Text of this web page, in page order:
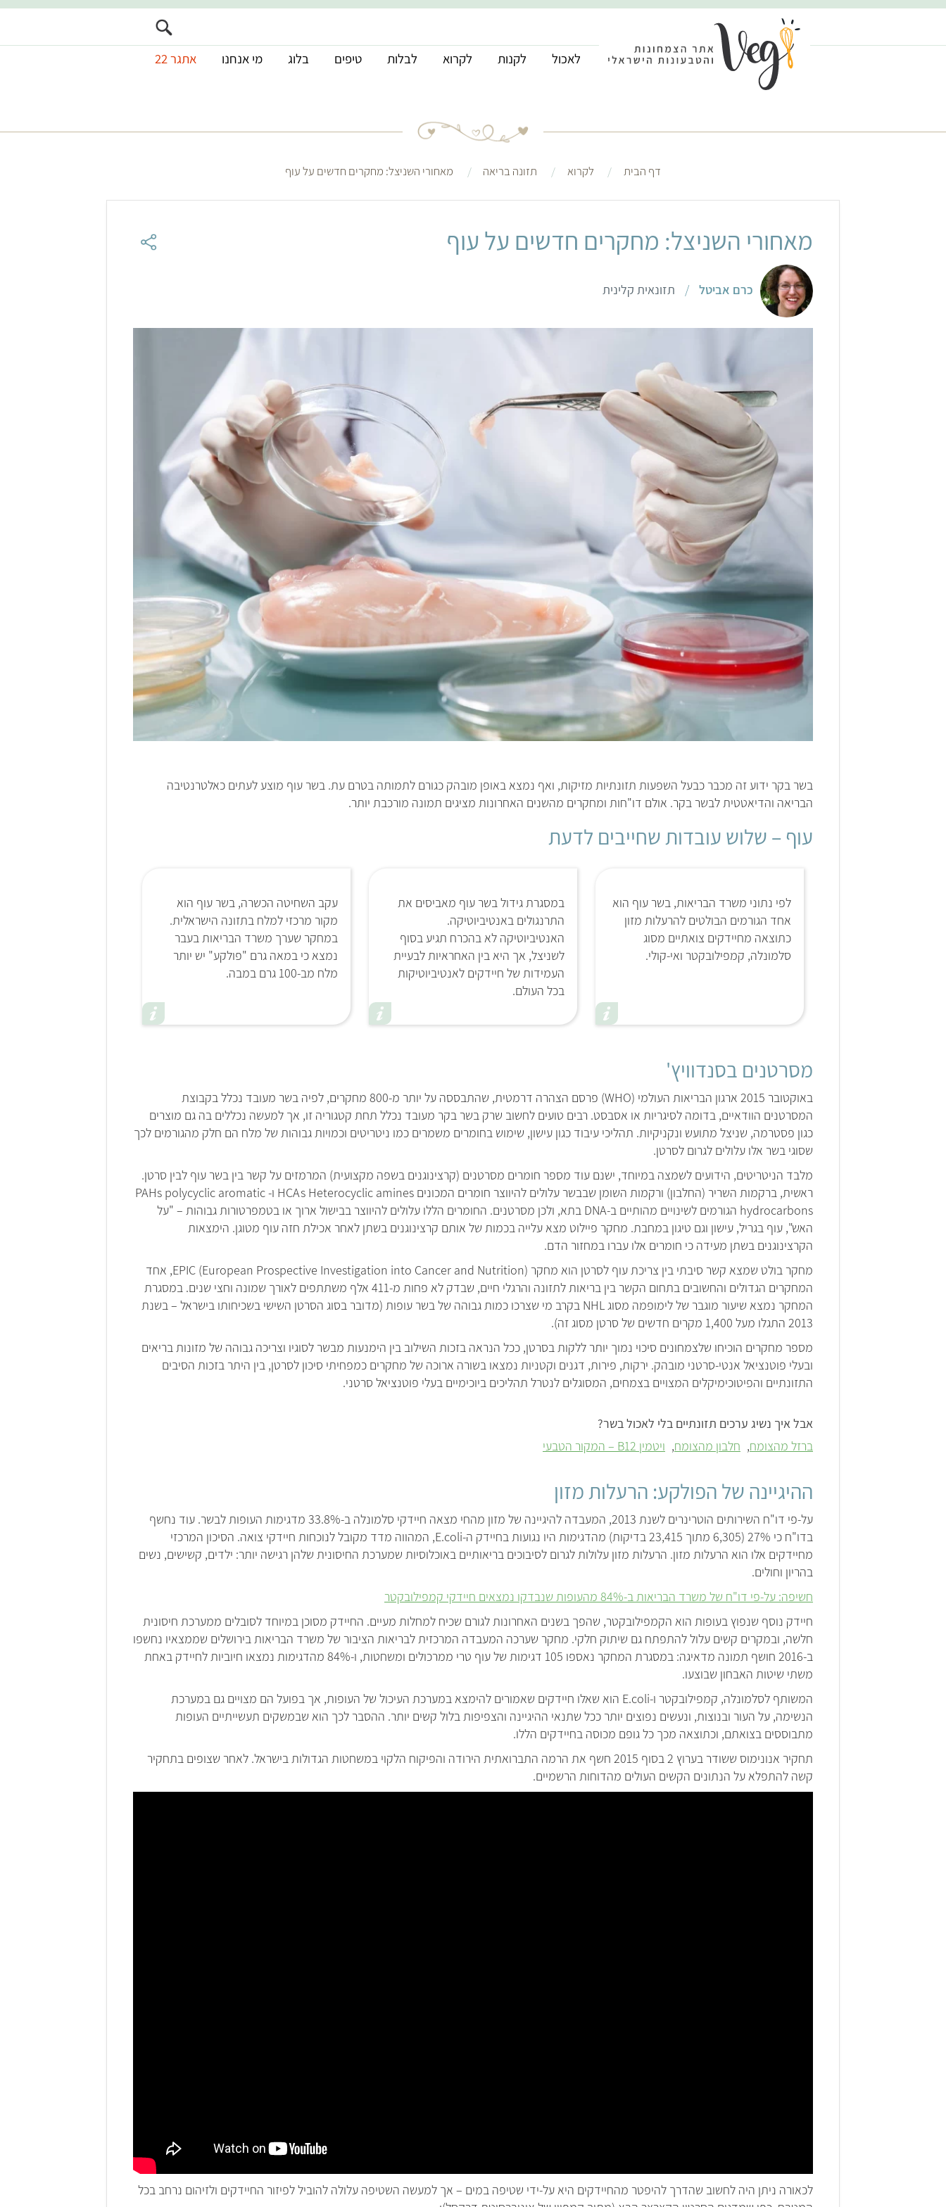
לאכול לקנות לקרוא לבלות טיפים בלוג מי אנחנו אתגר 22
דף הבית לקרוא תזונה בריאה מאחורי השניצל: מחקרים חדשים על עוף
מאחורי השניצל: מחקרים חדשים על עוף
כרם אביטל / תזונאית קלינית
בשר בקר ידוע זה מכבר כבעל השפעות תזונתיות מזיקות, ואף נמצא באופן מובהק כגורם לתמותה בטרם עת. בשר עוף מוצע לעתים כאלטרנטיבה
הבריאה והדיאטטית לבשר בקר. אולם דו"חות ומחקרים מהשנים האחרונות מציגים תמונה מורכבת יותר.
עוף – שלוש עובדות שחייבים לדעת
לפי נתוני משרד הבריאות, בשר עוף הוא
אחד הגורמים הבולטים להרעלות מזון
כתוצאה מחיידקים צואתיים מסוג
סלמונלה, קמפילובקטר ואי-קולי.
במסגרת גידול בשר עוף מאביסים את
התרנגולים באנטיביוטיקה.
האנטיביוטיקה לא בהכרח תגיע בסוף
לשניצל, אך היא בין האחראיות לבעיית
העמידות של חיידקים לאנטיביוטיקות
בכל העולם.
עקב השחיטה הכשרה, בשר עוף הוא
מקור מרכזי למלח בתזונה הישראלית.
במחקר שערך משרד הבריאות בעבר
נמצא כי במאה גרם "פולקע" יש יותר
מלח מב-100 גרם במבה.
מסרטנים בסנדוויץ'
באוקטובר 2015 ארגון הבריאות העולמי (WHO) פרסם הצהרה דרמטית, שהתבססה על יותר מ-800 מחקרים, לפיה בשר מעובד נכלל בקבוצת
המסרטנים הוודאיים, בדומה לסיגריות או אסבסט. רבים טועים לחשוב שרק בשר בקר מעובד נכלל תחת קטגוריה זו, אך למעשה נכללים בה גם מוצרים
כגון פסטרמה, שניצל מתועש ונקניקיות. תהליכי עיבוד כגון עישון, שימוש בחומרים משמרים כמו ניטריטים וכמויות גבוהות של מלח הם חלק מהגורמים לכך
שסוגי בשר אלו עלולים לגרום לסרטן.
מלבד הניטריטים, הידועים לשמצה במיוחד, ישנם עוד מספר חומרים מסרטנים (קרצינוגנים בשפה מקצועית) המרמזים על קשר בין בשר עוף לבין סרטן.
ראשית, ברקמות השריר (החלבון) ורקמות השומן שבבשר עלולים להיווצר חומרים המכונים HCAs Heterocyclic amines ו- PAHs polycyclic aromatic
hydrocarbons הגורמים לשינויים מהותיים ב-DNA בתא, ולכן מסרטנים. החומרים הללו עלולים להיווצר בבישול ארוך או בטמפרטורות גבוהות – "על
האש", עוף בגריל, עישון וגם טיגון במחבת. מחקר פיילוט מצא עלייה בכמות של אותם קרצינוגנים בשתן לאחר אכילת חזה עוף מטוגן. הימצאות
הקרצינוגנים בשתן מעידה כי חומרים אלו עברו במחזור הדם.
מחקר בולט שמצא קשר סיבתי בין צריכת עוף לסרטן הוא מחקר EPIC (European Prospective Investigation into Cancer and Nutrition), אחד
המחקרים הגדולים והחשובים בתחום הקשר בין בריאות לתזונה והרגלי חיים, שבדק לא פחות מ-411 אלף משתתפים לאורך שמונה וחצי שנים. במסגרת
המחקר נמצא שיעור מוגבר של לימופמה מסוג NHL בקרב מי שצרכו כמות גבוהה של בשר עופות (מדובר בסוג הסרטן השישי בשכיחותו בישראל – בשנת
2013 התגלו מעל 1,400 מקרים חדשים של סרטן מסוג זה).
מספר מחקרים הוכיחו שלצמחונים סיכוי נמוך יותר ללקות בסרטן, ככל הנראה בזכות השילוב בין הימנעות מבשר לסוגיו וצריכה גבוהה של מזונות בריאים
ובעלי פוטנציאל אנטי-סרטני מובהק. ירקות, פירות, דגנים וקטניות נמצאו בשורה ארוכה של מחקרים כמפחיתי סיכון לסרטן, בין היתר בזכות הסיבים
התזונתיים והפיטוכימיקלים המצויים בצמחים, המסוגלים לנטרל תהליכים ביוכימיים בעלי פוטנציאל סרטני.
אבל איך נשיג ערכים תזונתיים בלי לאכול בשר?
ברזל מהצומח
חלבון מהצומח ויטמין B12 – המקור הטבעי
ההיגיינה של הפולקע: הרעלות מזון
על-פי דו"ח השירותים הוטרינרים לשנת 2013, המעבדה להיגיינה של מזון מהחי מצאה חיידקי סלמונלה ב-33.8% מדגימות העופות לבשר. עוד נחשף
בדו"ח כי 27% (6,305 מתוך 23,415 בדיקות) מהדגימות היו נגועות בחיידק ה-E.coli, המהווה מדד מקובל לנוכחות חיידקי צואה. הסיכון המרכזי
מחיידקים אלו הוא הרעלות מזון. הרעלות מזון עלולות לגרום לסיבוכים בריאותיים באוכלוסיות שמערכת החיסונית שלהן רגישה יותר: ילדים, קשישים, נשים
בהריון וחולים.
חשיפה: על-פי דו"ח של משרד הבריאות ב-84% מהעופות שנבדקו נמצאים חיידקי קמפילובקטר
חיידק נוסף שנפוץ בעופות הוא הקמפילובקטר, שהפך בשנים האחרונות לגורם שכיח למחלות מעיים. החיידק מסוכן במיוחד לסובלים ממערכת חיסונית
חלשה, ובמקרים קשים עלול להתפתח גם שיתוק חלקי. מחקר שערכה המעבדה המרכזית לבריאות הציבור של משרד הבריאות בירושלים שממצאיו נחשפו
ב-2016 חושף תמונה מדאיגה: במסגרת המחקר נאספו 105 דגימות של עוף טרי ממרכולים ומשחטות, ו-84% מהדגימות נמצאו חיוביות לחיידק באחת
משתי שיטות האבחון שבוצעו.
המשותף לסלמונלה, קמפילובקטר ו-E.coli הוא שאלו חיידקים שאמורים להימצא במערכת העיכול של העופות, אך בפועל הם מצויים גם במערכת
הנשימה, על העור ובנוצות, ונעשים נפוצים יותר ככל שתנאי ההיגיינה והצפיפות בלול קשים יותר. ההסבר לכך הוא שבמשקים תעשייתיים העופות
מתבוססים בצואתם, וכתוצאה מכך כל גופם מכוסה בחיידקים הללו.
תחקיר אנונימוס ששודר בערוץ 2 בסוף 2015 חשף את הרמה התברואתית הירודה והפיקוח הלקוי במשחטות הגדולות בישראל. לאחר שצופים בתחקיר
קשה להתפלא על הנתונים הקשים העולים מהדוחות הרשמיים.
לכאורה ניתן היה לחשוב שהדרך להיפטר מהחיידקים היא על-ידי שטיפה במים – אך למעשה השטיפה עלולה להוביל לפיזור החיידקים ולזיהום נרחב בכל